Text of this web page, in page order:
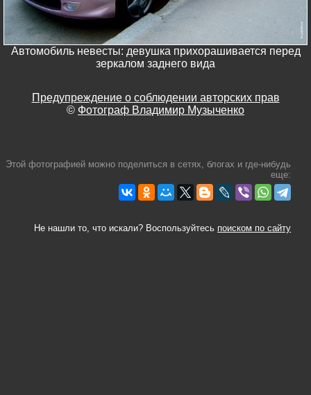
Автомобиль невесты: девушка прихорашивается перед
зеркалом заднего вида
Предупреждение о соблюдении авторских прав
© Фотограф Владимир Музыченко
Этой фотографией можно поделиться в сетях, блогах и где-нибудь
еще:
Не нашли то, что искали? Воспользуйтесь поиском по сайту